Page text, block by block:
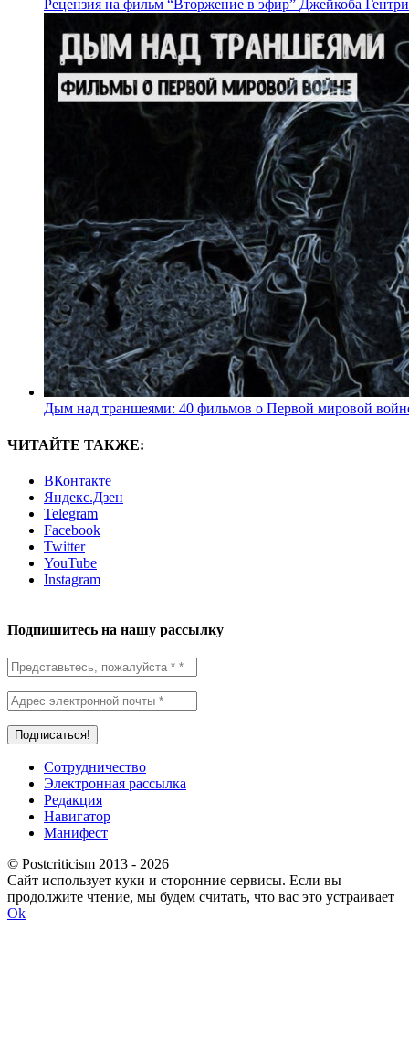
Рецензия на фильм “Вторжение в эфир” Джейкоба Гентри
Дым над траншеями: 40 фильмов о Первой мировой
ЧИТАЙТЕ ТАКЖЕ:
ВКонтакте
Яндекс.Дзен
Telegram
Facebook
Twitter
YouTube
Instagram
Подпишитесь на нашу рассылку
Сотрудничество
Электронная рассылка
Редакция
Навигатор
Манифест
© Postcriticism 2013 - 2026
Сайт использует куки и сторонние сервисы. Если вы
продолжите чтение, мы будем считать, что вас это устраивает
Ok